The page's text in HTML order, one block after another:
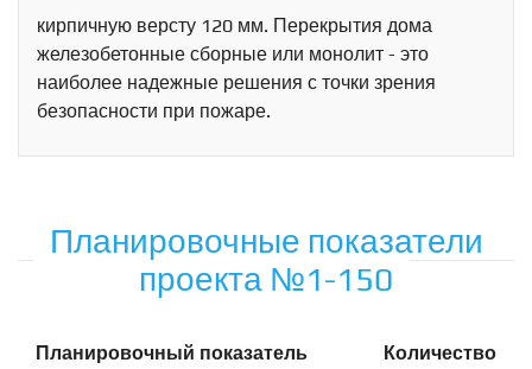
кирпичную версту 120 мм. Перекрытия дома
железобетонные сборные или монолит - это
наиболее надежные решения с точки зрения
безопасности при пожаре.
Планировочные показатели
проекта №1-150
Планировочный показатель Количество